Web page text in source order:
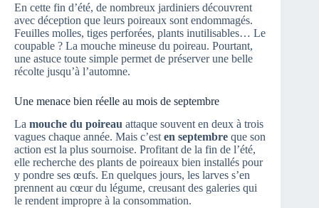
En cette fin d’été, de nombreux jardiniers découvrent
avec déception que leurs poireaux sont endommagés.
Feuilles molles, tiges perforées, plants inutilisables… Le
coupable ? La mouche mineuse du poireau. Pourtant,
une astuce toute simple permet de préserver une belle
récolte jusqu’à l’automne.
Une menace bien réelle au mois de septembre
La mouche du poireau attaque souvent en deux à trois
vagues chaque année. Mais c’est en septembre que son
action est la plus sournoise. Profitant de la fin de l’été,
elle recherche des plants de poireaux bien installés pour
y pondre ses œufs. En quelques jours, les larves s’en
prennent au cœur du légume, creusant des galeries qui
le rendent impropre à la consommation.